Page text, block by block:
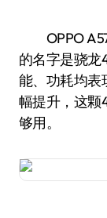
OPPO A57
的名字是骁
能、功耗均表
幅提升，这颗
够用。